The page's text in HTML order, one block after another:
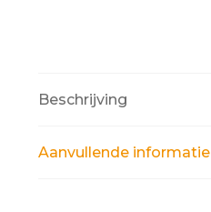
Beschrijving
Aanvullende informatie